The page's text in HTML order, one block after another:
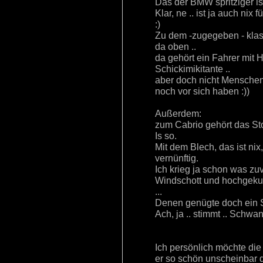
Klar, ne .. ist ja auch nix
:)
Zu dem -zugegeben -
da oben ..
da gehört ein Fahrer mit
Schickimikitante ..
aber doch nicht
noch vor sich haben :))
Außerdem:
zum Cabrio gehört das
Is so.
Mit dem Blech, das ist
vernünftig.
Ich krieg ja schon was
Windschott und
...
Denen genügte doch ein
Ach, ja .. stimmt ..
Ich persönlich möchte
er so schön unscheinbar